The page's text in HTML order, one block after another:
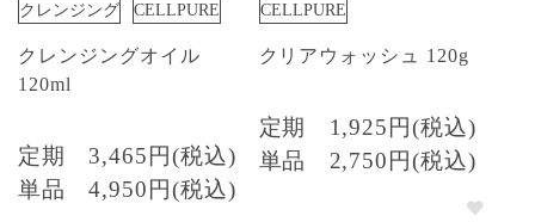
クレンジング
CELLPURE
クレンジングオイル
120ml
定期
3,465円(税込)
単品
4,950円(税込)
CELLPURE
クリアウォッシュ 120g
定期
1,925円(税込)
単品
2,750円(税込)